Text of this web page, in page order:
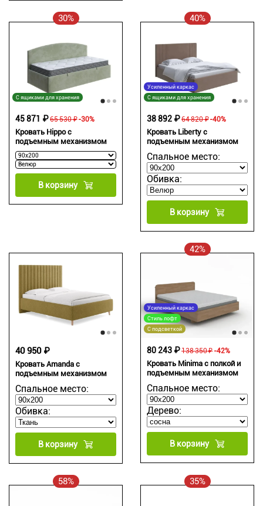
30%
С ящиками для хранения
Кровать Hippo с
подъемным механизмом
65 530 ₽
45 871 ₽ -30%
В корзину
40%
Усиленный каркас
С ящиками для хранения
Кровать Liberty с
подъемным механизмом
Спальное место:
Обивка:
64 820 ₽
38 892 ₽ -40%
В корзину
Кровать Amanda с
подъемным механизмом
Спальное место:
Обивка:
40 950 ₽
В корзину
42%
Усиленный каркас
Стиль лофт
С подсветкой
Кровать Minima с полкой и
подъемным механизмом
Спальное место:
Дерево:
138 350 ₽
80 243 ₽ -42%
В корзину
58% 35%